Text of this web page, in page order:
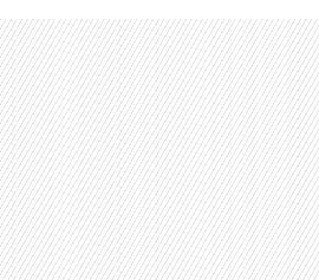
Skip to main content